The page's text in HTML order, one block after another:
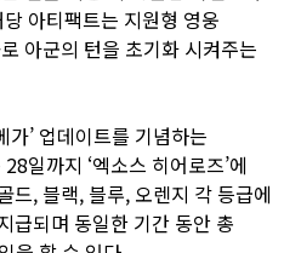
아티팩트는 지원형 영웅
아군의 턴을 초기화 시켜주는
가’ 업데이트를 기념하는
일까지 ‘엑소스 히어로즈’에
드, 블랙, 블루, 오렌지 각 등급에
급되며 동일한 기간 동안 총